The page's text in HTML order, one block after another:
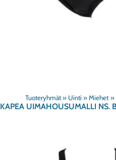
Tuoteryhmät ‪» Uinti ‪» Miehet ‪»
KAPEA UIMAHOUSUMALLI NS.